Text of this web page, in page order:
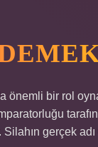
bir rol
gerçek adı